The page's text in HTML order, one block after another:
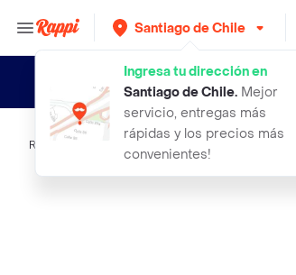
Santiago de Chile
Ingresa tu dirección en
Santiago de Chile. Mejor
servicio, entregas más
rápidas y los precios más
convenientes!
Rappi dog fest beef meat sticks